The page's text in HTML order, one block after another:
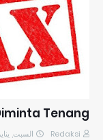
Tenang
Redaksi السبت, يناير 26, 2019